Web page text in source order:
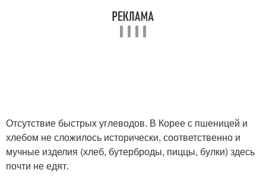
Отсутствие быстрых углеводов. В Корее с пшеницей и
хлебом не сложилось исторически, соответственно и
мучные изделия (хлеб, бутерброды, пиццы, булки) здесь
почти не едят.